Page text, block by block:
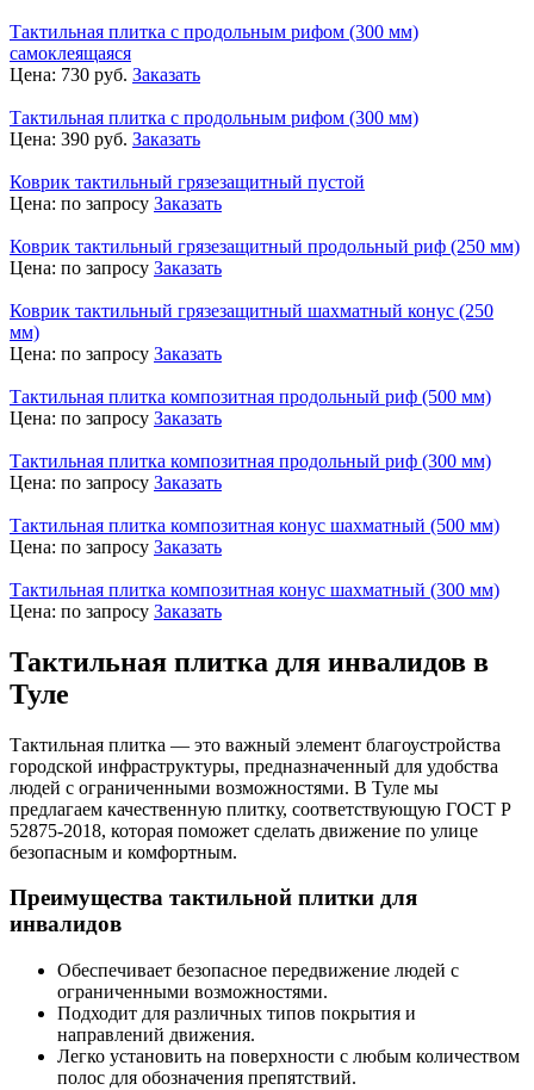
Тактильная плитка с продольным рифом (300 мм)
самоклеящаяся
Цена: 730 руб. Заказать
Тактильная плитка с продольным рифом (300 мм)
Цена: 390 руб. Заказать
Коврик тактильный грязезащитный пустой
Цена: по запросу Заказать
Коврик тактильный грязезащитный продольный риф (250 мм)
Цена: по запросу Заказать
Коврик тактильный грязезащитный шахматный конус (250
мм)
Цена: по запросу Заказать
Тактильная плитка композитная продольный риф (500 мм)
Цена: по запросу Заказать
Тактильная плитка композитная продольный риф (300 мм)
Цена: по запросу Заказать
Тактильная плитка композитная конус шахматный (500 мм)
Цена: по запросу Заказать
Тактильная плитка композитная конус шахматный (300 мм)
Цена: по запросу Заказать
Тактильная плитка для инвалидов в
Туле
Тактильная плитка — это важный элемент благоустройства
городской инфраструктуры, предназначенный для удобства
людей с ограниченными возможностями. В Туле мы
предлагаем качественную плитку, соответствующую ГОСТ Р
52875-2018, которая поможет сделать движение по улице
безопасным и комфортным.
Преимущества тактильной плитки для
инвалидов
Обеспечивает безопасное передвижение людей с
ограниченными возможностями.
Подходит для различных типов покрытия и
направлений движения.
Легко установить на поверхности с любым количеством
полос для обозначения препятствий.